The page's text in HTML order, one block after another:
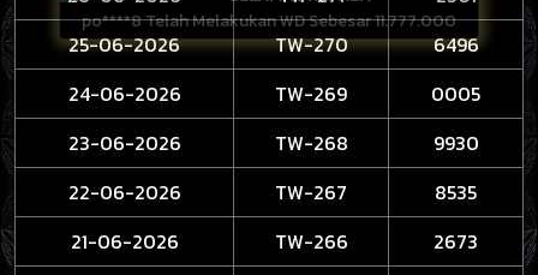
po****8 Telah Melakukan WD Sebesar 11.777.000
25-06-2026
TW-270
6496
24-06-2026
TW-269
0005
23-06-2026
TW-268
9930
22-06-2026
TW-267
8535
21-06-2026
TW-266
2673